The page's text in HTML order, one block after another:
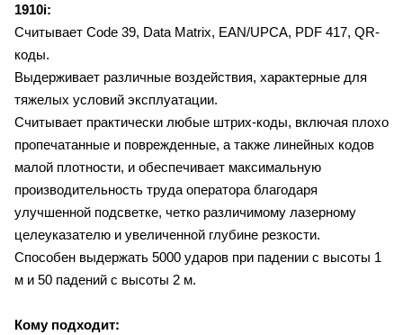
1910i:
Считывает Code 39, Data Matrix, EAN/UPCA, PDF 417, QR-
коды.
Выдерживает различные воздействия, характерные для
тяжелых условий эксплуатации.
Считывает практически любые штрих-коды, включая плохо
пропечатанные и поврежденные, а также линейных кодов
малой плотности, и обеспечивает максимальную
производительность труда оператора благодаря
улучшенной подсветке, четко различимому лазерному
целеуказателю и увеличенной глубине резкости.
Способен выдержать 5000 ударов при падении с высоты 1
м и 50 падений с высоты 2 м.
Кому подходит: